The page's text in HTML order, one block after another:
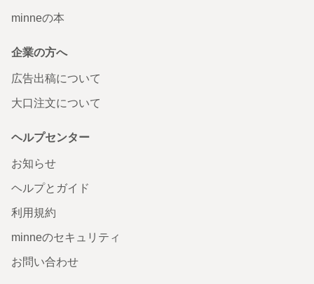
minneの本
企業の方へ
広告出稿について
大口注文について
ヘルプセンター
お知らせ
ヘルプとガイド
利用規約
minneのセキュリティ
お問い合わせ